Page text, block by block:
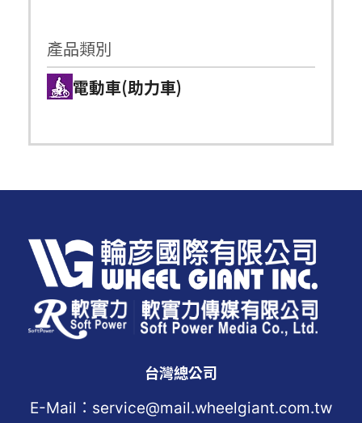
產品類別
電動車(助力車)
台灣總公司
E-Mail：service@mail.wheelgiant.com.tw